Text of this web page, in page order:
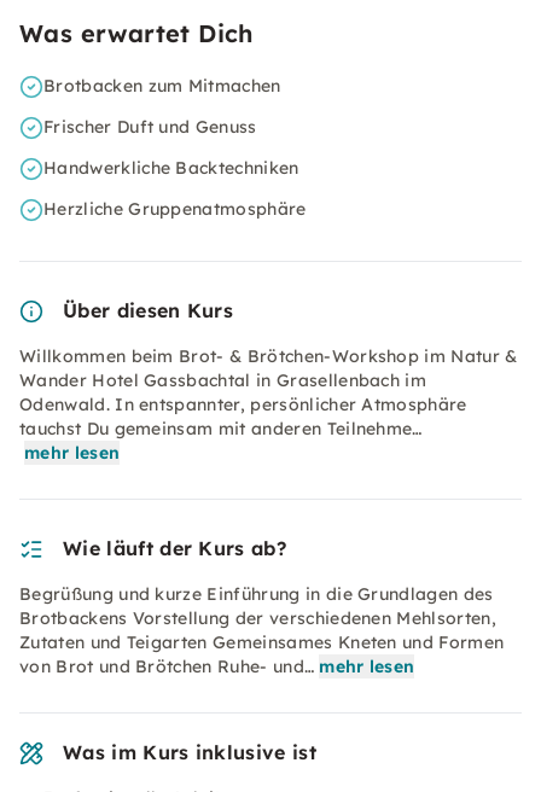
Was erwartet Dich
Brotbacken zum Mitmachen
Frischer Duft und Genuss
Handwerkliche Backtechniken
Herzliche Gruppenatmosphäre
Über diesen Kurs
Willkommen beim Brot- & Brötchen-Workshop im Natur &
Wander Hotel Gassbachtal in Grasellenbach im
Odenwald. In entspannter, persönlicher Atmosphäre
tauchst Du gemeinsam mit anderen Teilnehme…
mehr lesen
Wie läuft der Kurs ab?
Begrüßung und kurze Einführung in die Grundlagen des
Brotbackens Vorstellung der verschiedenen Mehlsorten,
Zutaten und Teigarten Gemeinsames Kneten und Formen
von Brot und Brötchen Ruhe- und… mehr lesen
Was im Kurs inklusive ist